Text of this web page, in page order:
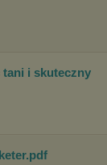
tani i skuteczny
.pdf